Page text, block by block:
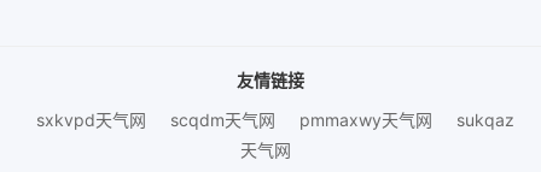
友情链接
sxkvpd天气网
scqdm天气网 pmmaxwy天气网
sukqaz
天气网